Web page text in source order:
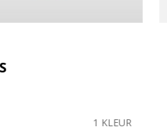
1 KLEUR